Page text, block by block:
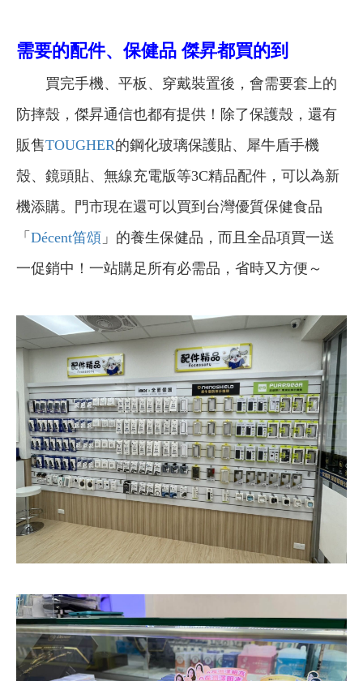
需要的配件、保健品 傑昇都買的到
買完手機、平板、穿戴裝置後，會需要套上的
防摔殼，傑昇通信也都有提供！除了保護殼，還有
販售TOUGHER的鋼化玻璃保護貼、犀牛盾手機
殼、鏡頭貼、無線充電版等3C精品配件，可以為新
機添購。門市現在還可以買到台灣優質保健食品
「 Décent笛頌 」的養生保健品，而且全品項買一送
一促銷中！一站購足所有必需品，省時又方便～